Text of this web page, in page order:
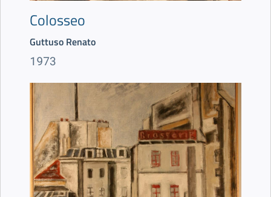
Colosseo
Guttuso Renato
1973